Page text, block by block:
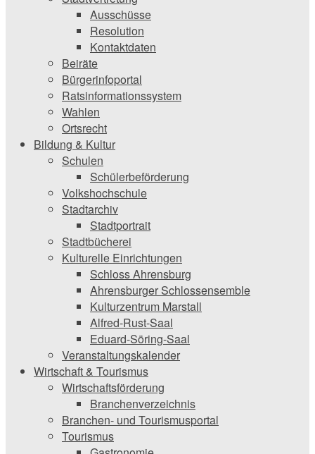
Ausschüsse
Resolution
Kontaktdaten
Beiräte
Bürgerinfoportal
Ratsinformationssystem
Wahlen
Ortsrecht
Bildung & Kultur
Schulen
Schülerbeförderung
Volkshochschule
Stadtarchiv
Stadtportrait
Stadtbücherei
Kulturelle Einrichtungen
Schloss Ahrensburg
Ahrensburger Schlossensemble
Kulturzentrum Marstall
Alfred-Rust-Saal
Eduard-Söring-Saal
Veranstaltungskalender
Wirtschaft & Tourismus
Wirtschaftsförderung
Branchenverzeichnis
Branchen- und Tourismusportal
Tourismus